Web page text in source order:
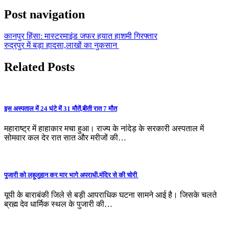
Post navigation
कानपुर हिंसा: मास्टरमाइंड जफर हयात हाशमी गिरफ्तार
रुद्रपुर में बड़ा हादसा,लाखों का नुकसान
Related Posts
इस अस्पताल में 24 घंटे में 31 मौतें,बीती रात 7 मौत
महाराष्ट्र में हाहाकार मचा हुआ। राज्य के नांदेड़ के सरकारी अस्पताल में
सोमवार कल देर रात सात और मरीजों की…
पुजारी को लहूलुहान कर मार भागे अपराधी,मंदिर से की चोरी
यूपी के बाराबंकी जिले से बड़ी आपराधिक घटना सामने आई है। जिसके चलते
ब्रह्म देव धार्मिक स्थल के पुजारी की…